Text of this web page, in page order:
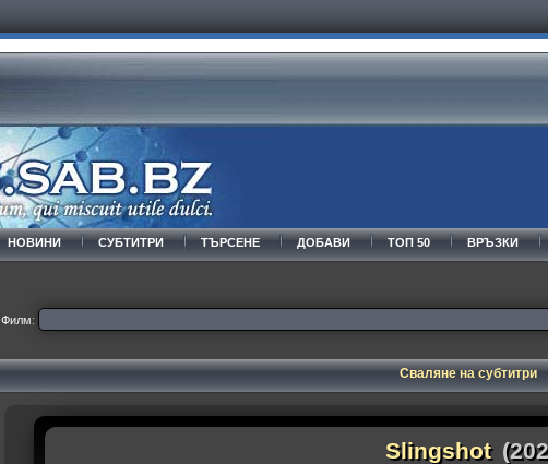
НОВИНИ СУБТИТРИ ТЪРСЕНЕ ДОБАВИ ТОП 50 ВРЪЗКИ
Филм:
Сваляне на субтитри
Slingshot